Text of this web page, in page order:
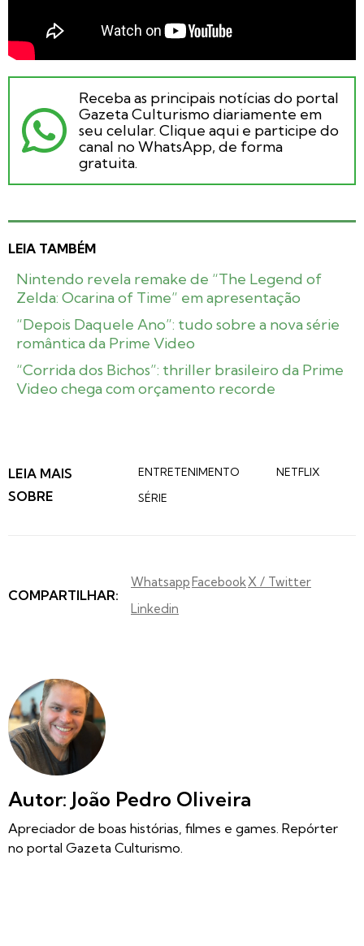
Receba as principais notícias do portal
Gazeta Culturismo diariamente em
seu celular. Clique aqui e participe do
canal no WhatsApp, de forma
gratuita.
LEIA TAMBÉM
Nintendo revela remake de “The Legend of
Zelda: Ocarina of Time” em apresentação
“Depois Daquele Ano”: tudo sobre a nova série
romântica da Prime Video
“Corrida dos Bichos”: thriller brasileiro da Prime
Video chega com orçamento recorde
LEIA MAIS
SOBRE
ENTRETENIMENTO
NETFLIX
SÉRIE
COMPARTILHAR:
WhatsappFacebook X / Twitter
Linkedin
Autor: João Pedro Oliveira
Apreciador de boas histórias, filmes e games. Repórter
no portal Gazeta Culturismo.